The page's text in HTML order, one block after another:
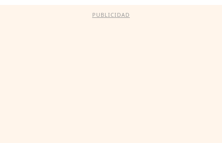
PUBLICIDAD